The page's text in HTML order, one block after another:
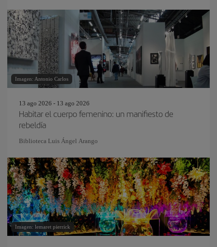
Imagen: Antonio Carlos
13 ago 2026 - 13 ago 2026
Habitar el cuerpo femenino: un manifiesto de
rebeldía
Biblioteca Luis Ángel Arango
Imagen: lemaret pierrick